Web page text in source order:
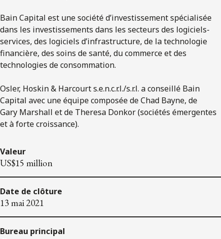
Bain Capital est une société d’investissement spécialisée
dans les investissements dans les secteurs des logiciels-
services, des logiciels d’infrastructure, de la technologie
financière, des soins de santé, du commerce et des
technologies de consommation.
Osler, Hoskin & Harcourt s.e.n.c.r.l./s.r.l. a conseillé Bain
Capital avec une équipe composée de Chad Bayne, de
Gary Marshall et de Theresa Donkor (sociétés émergentes
et à forte croissance).
Valeur
US$15 million
Date de clôture
13 mai 2021
Bureau principal